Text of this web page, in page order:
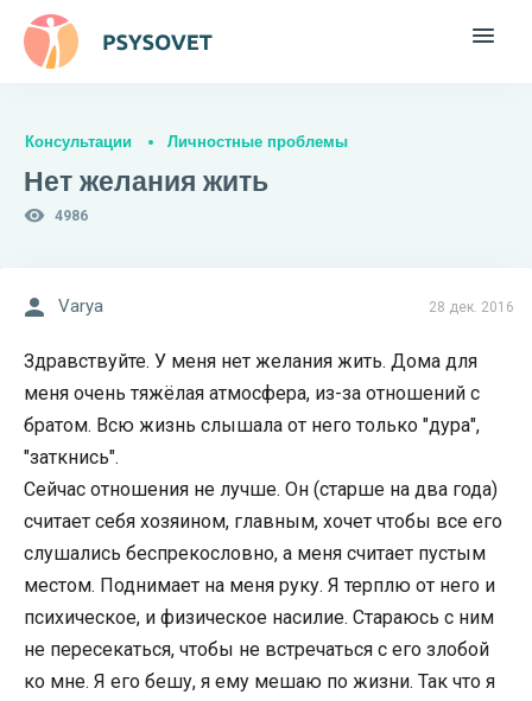
Консультации Личностные проблемы
Нет желания жить
4986
28 дек. 2016
Varya
Здравствуйте. У меня нет желания жить. Дома для
меня очень тяжёлая атмосфера, из-за отношений с
братом. Всю жизнь слышала от него только "дура",
"заткнись".
Сейчас отношения не лучше. Он (старше на два года)
считает себя хозяином, главным, хочет чтобы все его
слушались беспрекословно, а меня считает пустым
местом. Поднимает на меня руку. Я терплю от него и
психическое, и физическое насилие. Стараюсь с ним
не пересекаться, чтобы не встречаться с его злобой
ко мне. Я его бешу, я ему мешаю по жизни. Так что я